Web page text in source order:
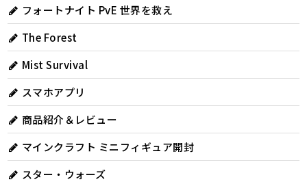
フォートナイト PvE 世界を救え
The Forest
Mist Survival
スマホアプリ
商品紹介＆レビュー
マインクラフト ミニフィギュア開封
スター・ウォーズ